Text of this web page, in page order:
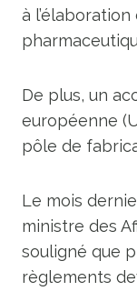
à
De plus, un
européenne
pôle de
Le mois
ministre des
souligné que
règlements